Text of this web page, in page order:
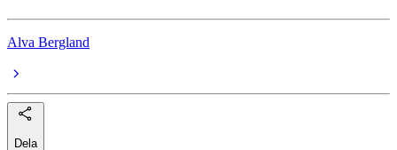
Alva Bergland
Dela